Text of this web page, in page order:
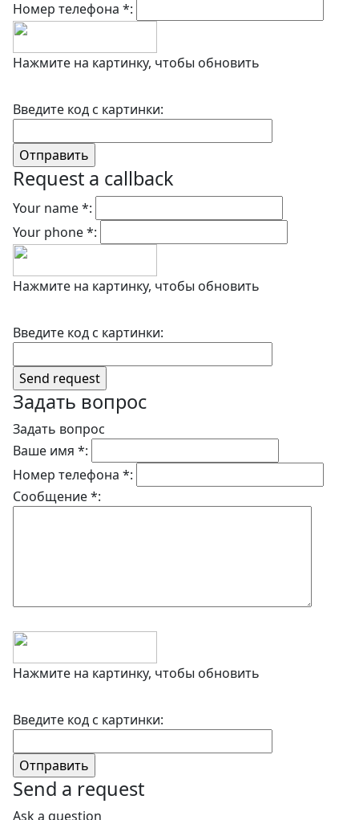
Номер телефона *:
Нажмите на картинку, чтобы обновить
Введите код с картинки:
Request a callback
Your name *:
Your phone *:
Нажмите на картинку, чтобы обновить
Введите код с картинки:
Задать вопрос
Задать вопрос
Ваше имя *:
Номер телефона *:
Сообщение *:
Нажмите на картинку, чтобы обновить
Введите код с картинки:
Send a request
Ask a question